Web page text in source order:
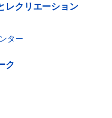
レクリエーション
ター
ク